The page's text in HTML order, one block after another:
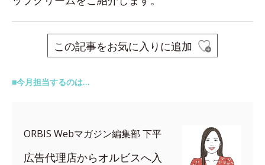
この記事をお気に入りに追加
■今月担当するのは…
ORBIS Webマガジン編集部 下平
広告代理店からオルビスへ入